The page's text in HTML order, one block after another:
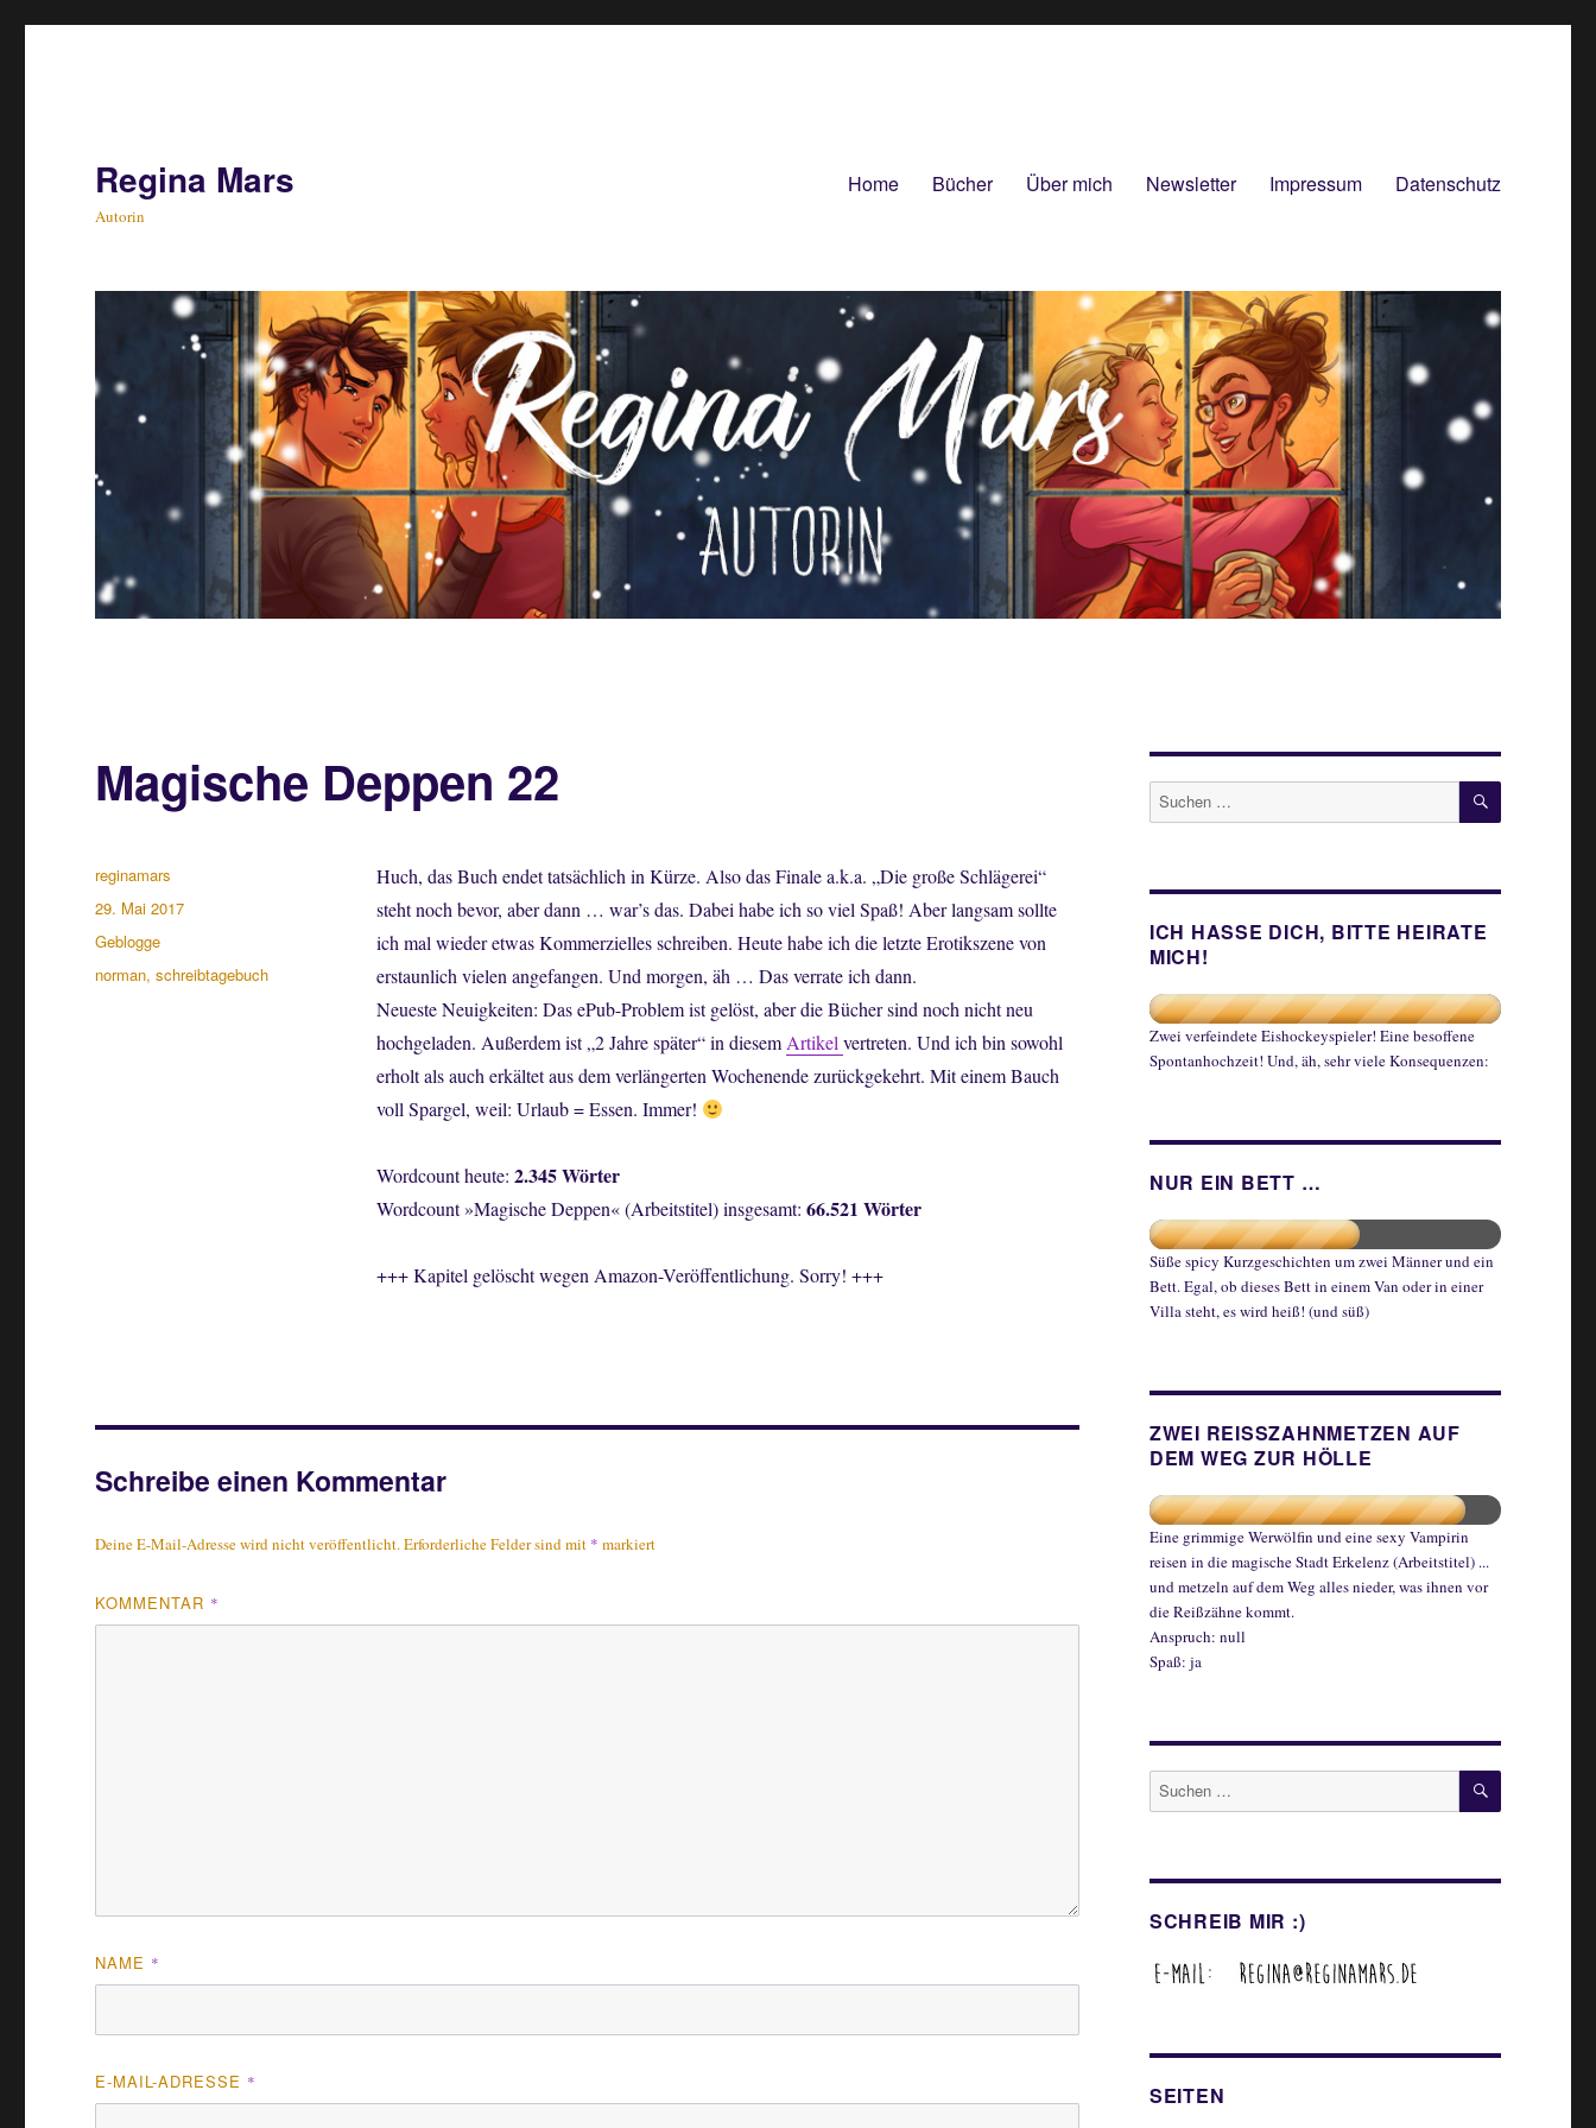
Regina Mars
Autorin
Home Bücher Über mich Newsletter Impressum Datenschutz
Magische Deppen 22
Huch, das Buch endet tatsächlich in Kürze. Also das Finale a.k.a. „Die große Schlägerei“
steht noch bevor, aber dann … war’s das. Dabei habe ich so viel Spaß! Aber langsam sollte
ich mal wieder etwas Kommerzielles schreiben. Heute habe ich die letzte Erotikszene von
erstaunlich vielen angefangen. Und morgen, äh … Das verrate ich dann.
Neueste Neuigkeiten: Das ePub-Problem ist gelöst, aber die Bücher sind noch nicht neu
hochgeladen. Außerdem ist „2 Jahre später“ in diesem Artikel vertreten. Und ich bin sowohl
erholt als auch erkältet aus dem verlängerten Wochenende zurückgekehrt. Mit einem Bauch
voll Spargel, weil: Urlaub = Essen. Immer!
Wordcount heute: 2.345Wörter
Wordcount »Magische Deppen« (Arbeitstitel) insgesamt: 66.521 Wörter
+++ Kapitel gelöscht wegen Amazon-Veröffentlichung. Sorry! +++
Autor
reginamars
Veröffentlicht
am
29. Mai 2017
Kategorien
Geblogge
Schlagwörter
norman,schreibtagebuch
Schreibe einen Kommentar
Deine E-Mail-Adresse wird nicht veröffentlicht.Erforderliche Felder sind mit * markiert
KOMMENTAR *
NAME *
E-MAIL-ADRESSE *
Suche
nach:
SUCHEN
ICH HASSE DICH, BITTE HEIRATE
MICH!
Zwei verfeindete Eishockeyspieler! Eine besoffene
Spontanhochzeit! Und, äh, sehr viele Konsequenzen:
NUR EIN BETT …
Süße spicy Kurzgeschichten um zwei Männer und ein
Bett. Egal, ob dieses Bett in einem Van oder in einer
Villa steht, es wird heiß! (und süß)
ZWEI REISSZAHNMETZEN AUF
DEM WEG ZUR HÖLLE
Eine grimmige Werwölfin und eine sexy Vampirin
reisen in die magische Stadt Erkelenz (Arbeitstitel) ...
und metzeln auf dem Weg alles nieder, was ihnen vor
die Reißzähne kommt.
Anspruch: null
Spaß: ja
Suche
nach:
SUCHEN
SCHREIB MIR :)
SEITEN